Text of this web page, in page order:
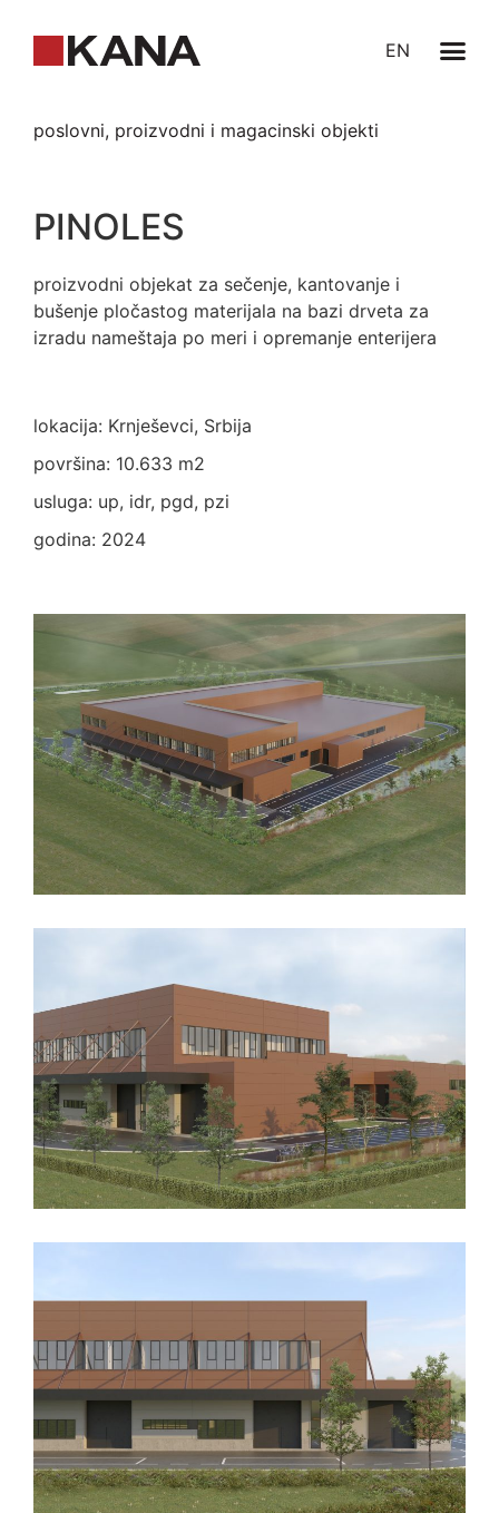
EN
poslovni, proizvodni i magacinski objekti
PINOLES
proizvodni objekat za sečenje, kantovanje i
bušenje pločastog materijala na bazi drveta za
izradu nameštaja po meri i opremanje enterijera
lokacija: Krnješevci, Srbija
površina: 10.633 m2
usluga: up, idr, pgd, pzi
godina: 2024